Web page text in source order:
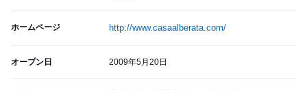
ホームページ http://www.casaalberata.com/
オープン日 2009年5月20日